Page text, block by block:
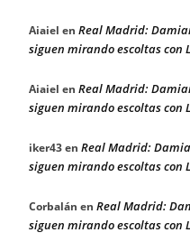
Aiaiel en Real Madrid:
siguen mirando escoltas con
Aiaiel en Real Madrid:
siguen mirando escoltas con
iker43en Real Madrid:
siguen mirando escoltas con
Corbalán en Real Madrid:
siguen mirando escoltas con